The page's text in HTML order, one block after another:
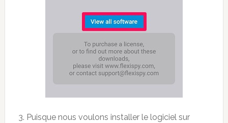
3. Puisque nous voulons installer le logiciel sur